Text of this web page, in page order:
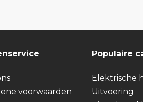
voorwaarden
Populaire
Elektrische
Uitvoering